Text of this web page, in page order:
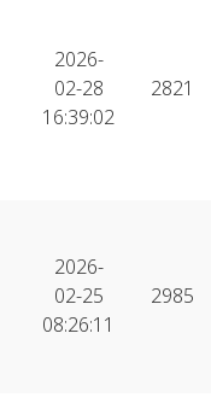
2026-
02-28
16:39:02
2821
2026-
02-25
08:26:11
2985